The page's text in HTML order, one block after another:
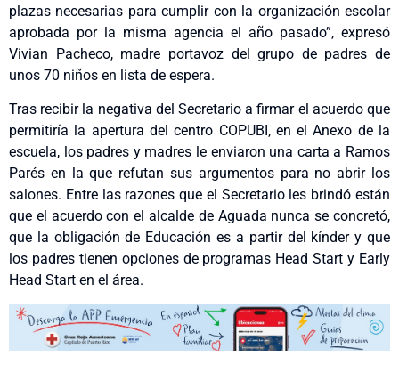
plazas necesarias para cumplir con la organización escolar
aprobada por la misma agencia el año pasado”, expresó
Vivian Pacheco, madre portavoz del grupo de padres de
unos 70 niños en lista de espera.
Tras recibir la negativa del Secretario a firmar el acuerdo que
permitiría la apertura del centro COPUBI, en el Anexo de la
escuela, los padres y madres le enviaron una carta a Ramos
Parés en la que refutan sus argumentos para no abrir los
salones. Entre las razones que el Secretario les brindó están
que el acuerdo con el alcalde de Aguada nunca se concretó,
que la obligación de Educación es a partir del kínder y que
los padres tienen opciones de programas Head Start y Early
Head Start en el área.